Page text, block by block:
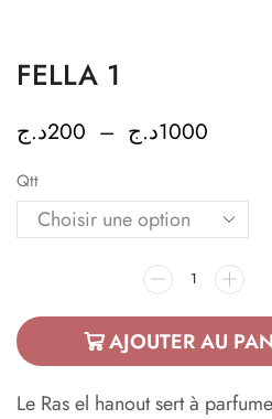
FELLA 1
200د.ج – 1000د.ج
Qtt
AJOUTER AU
Le Ras el hanout sert à